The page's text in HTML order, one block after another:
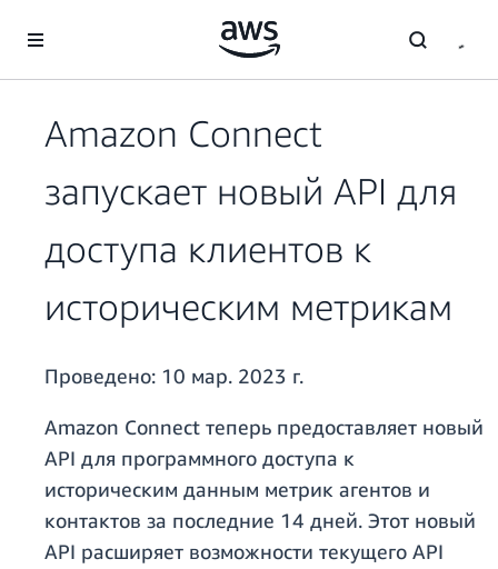
Перейти к главному контенту
Amazon Connect
запускает новый API для
доступа клиентов к
историческим метрикам
Проведено: 10 мар. 2023 г.
Amazon Connect теперь предоставляет новый
API для программного доступа к
историческим данным метрик агентов и
контактов за последние 14 дней. Этот новый
API расширяет возможности текущего API